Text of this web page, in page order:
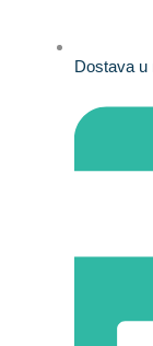
Dostava u